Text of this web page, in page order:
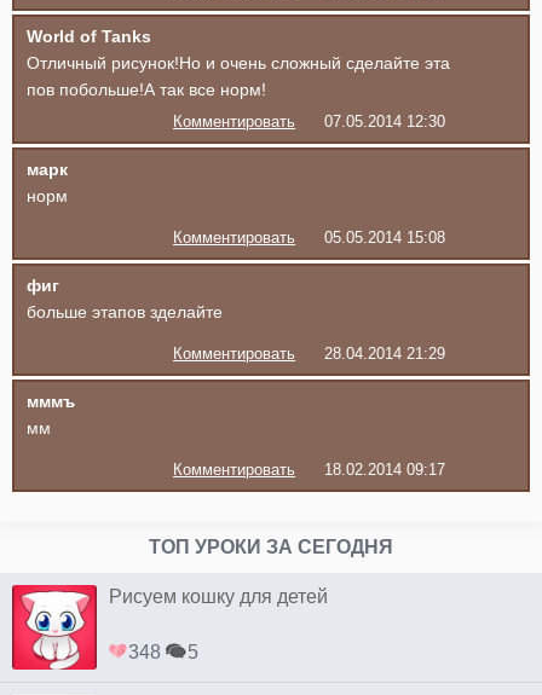
World of Tanks
Отличный рисунок!Но и очень сложный сделайте эта
пов побольше!А так все норм!
Комментировать 07.05.2014 12:30
марк
норм
Комментировать 05.05.2014 15:08
фиг
больше этапов зделайте
Комментировать 28.04.2014 21:29
мммъ
мм
Комментировать 18.02.2014 09:17
ТОП УРОКИ ЗА СЕГОДНЯ
Рисуем кошку для детей
348 5